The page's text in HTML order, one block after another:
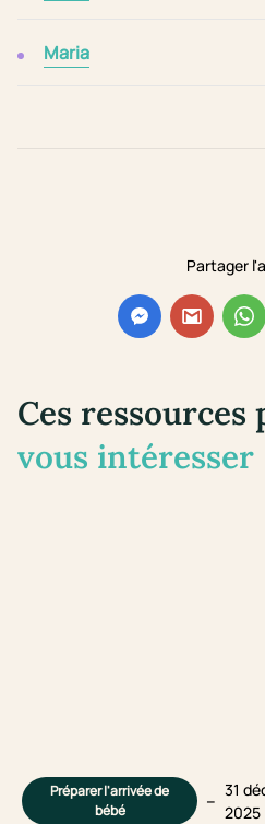
Partager
Maria
Ces
vous intéresser
Préparer l'arrivée de
bébé
– 31
2025